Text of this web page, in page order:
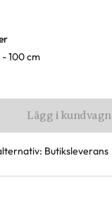
100 cm
Lägg i kundvagn
Butiksleverans